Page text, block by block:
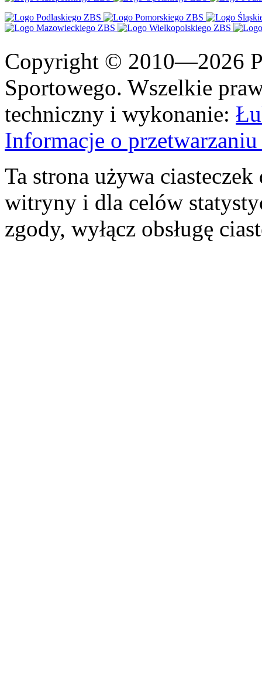
Copyright © 2010—2026
Sportowego. Wszelkie
techniczny i wykonanie:
Informacje o
Ta strona używa
witryny i dla celów
zgody, wyłącz obsługę